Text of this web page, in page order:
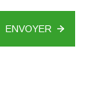
ENVOYER